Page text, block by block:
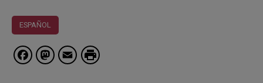
ESPAÑOL
Facebook
Mastodon
Email